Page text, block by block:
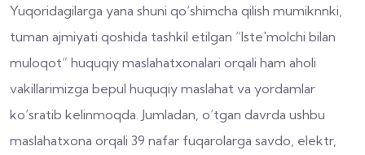
Yuqoridagilarga yana shuni qo‘shimcha qilish mumiknnki,
tuman ajmiyati qoshida tashkil etilgan “Iste'molchi bilan
muloqot” huquqiy maslahatxonalari orqali ham aholi
vakillarimizga bepul huquqiy maslahat va yordamlar
ko‘sratib kelinmoqda. Jumladan, o‘tgan davrda ushbu
maslahatxona orqali 39 nafar fuqarolarga savdo, elektr,